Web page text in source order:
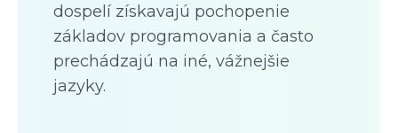
dospelí získavajú pochopenie
základov programovania a často
prechádzajú na iné, vážnejšie
jazyky.